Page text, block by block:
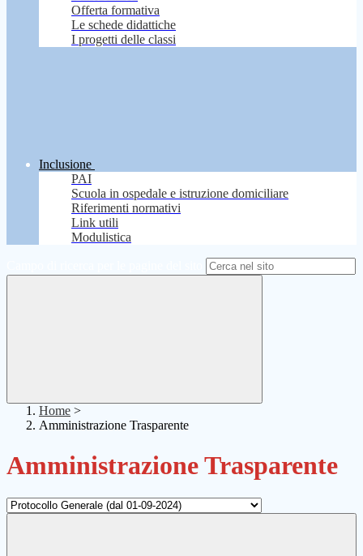
Offerta formativa
Le schede didattiche
I progetti delle classi
Inclusione
PAI
Scuola in ospedale e istruzione domiciliare
Riferimenti normativi
Link utili
Modulistica
Home >
Amministrazione Trasparente
Amministrazione Trasparente